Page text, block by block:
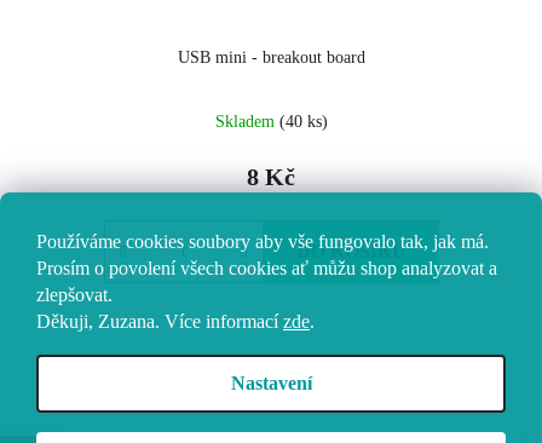
Používáme cookies soubory aby vše fungovalo tak, jak má.
Prosím o povolení všech cookies ať můžu shop analyzovat a
zlepšovat.
Děkuji, Zuzana. Více informací zde.
Nastavení
USB mini - breakout board
Skladem (40 ks)
8 Kč
DO KOŠÍKU
O
v
položek celkem